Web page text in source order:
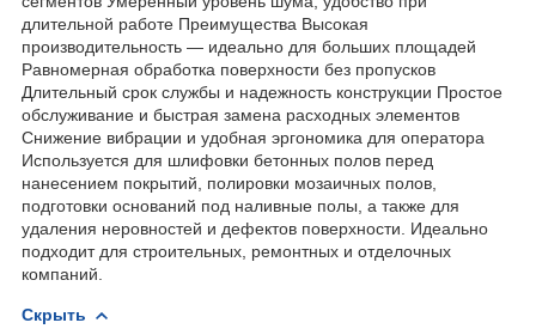
длительной работе Преимущества Высокая
производительность — идеально для больших площадей
Равномерная обработка поверхности без пропусков
Длительный срок службы и надежность конструкции Простое
обслуживание и быстрая замена расходных элементов
Снижение вибрации и удобная эргономика для оператора
Используется для шлифовки бетонных полов перед
нанесением покрытий, полировки мозаичных полов,
подготовки оснований под наливные полы, а также для
удаления неровностей и дефектов поверхности. Идеально
подходит для строительных, ремонтных и отделочных
компаний.
Скрыть